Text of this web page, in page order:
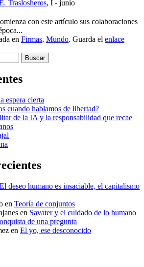
Traslosheros, I - junio
con este artículo sus colaboraciones
en Firmas, Mundo. Guarda el enlace
espera cierta
cuando hablamos de libertad?
de la IA y la responsabilidad que recae
deseo humano es insaciable, el capitalismo
en Teoría de conjuntos
en Savater y el cuidado de lo humano
de una pregunta
en El yo, ese desconocido